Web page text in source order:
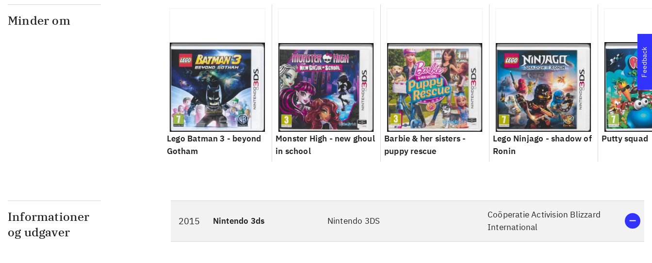
Minder om
Lego Batman 3 - beyond
Gotham
Monster High - new ghoul
in school
Barbie & her sisters -
puppy rescue
Lego Ninjago - shadow of
Ronin
Putty squad
Informationer
og udgaver
2015 Nintendo 3ds Nintendo 3DS
Coöperatie Activision Blizzard
International
Feedback